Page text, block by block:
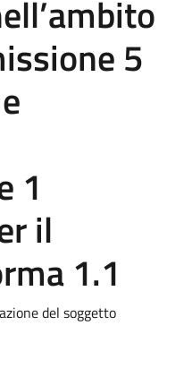
5
1
il
1.1
del soggetto